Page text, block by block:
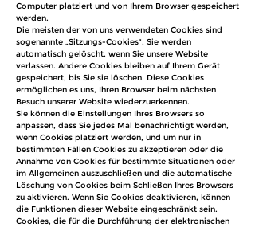
Computer platziert und von Ihrem Browser gespeichert
werden.
Die meisten der von uns verwendeten Cookies sind
sogenannte „Sitzungs-Cookies“. Sie werden
automatisch gelöscht, wenn Sie unsere Website
verlassen. Andere Cookies bleiben auf Ihrem Gerät
gespeichert, bis Sie sie löschen. Diese Cookies
ermöglichen es uns, Ihren Browser beim nächsten
Besuch unserer Website wiederzuerkennen.
Sie können die Einstellungen Ihres Browsers so
anpassen, dass Sie jedes Mal benachrichtigt werden,
wenn Cookies platziert werden, und um nur in
bestimmten Fällen Cookies zu akzeptieren oder die
Annahme von Cookies für bestimmte Situationen oder
im Allgemeinen auszuschließen und die automatische
Löschung von Cookies beim Schließen Ihres Browsers
zu aktivieren. Wenn Sie Cookies deaktivieren, können
die Funktionen dieser Website eingeschränkt sein.
Cookies, die für die Durchführung der elektronischen